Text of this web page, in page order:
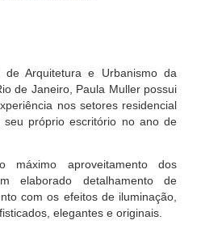
de Arquitetura e Urbanismo da
de Janeiro, Paula Muller possui
nos setores residencial
próprio escritório no ano de
máximo aproveitamento dos
elaborado detalhamento de
com os efeitos de iluminação,
elegantes e originais.